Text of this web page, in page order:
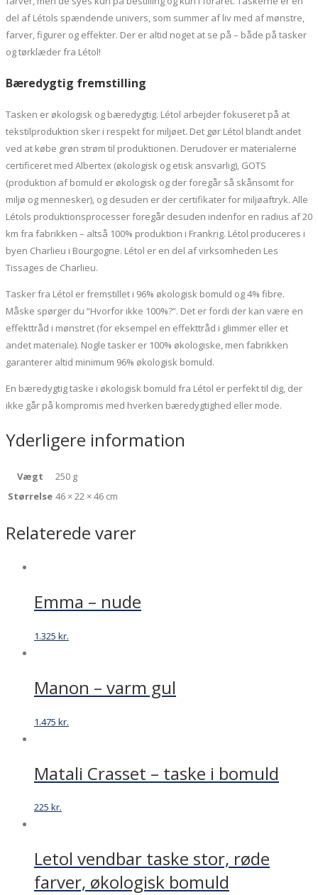
del af Létols spændende univers, som summer af liv med af mønstre,
farver, figurer og effekter. Der er altid noget at se på – både på tasker
og tørklæder fra Létol!
Bæredygtig fremstilling
Tasken er økologisk og bæredygtig. Létol arbejder fokuseret på at
tekstilproduktion sker i respekt for miljøet. Det gør Létol blandt andet
ved at købe grøn strøm til produktionen. Derudover er materialerne
certificeret med Albertex (økologisk og etisk ansvarlig), GOTS
(produktion af bomuld er økologisk og der foregår så skånsomt for
miljø og mennesker), og desuden er der certifikater for miljøaftryk. Alle
Létols produktionsprocesser foregår desuden indenfor en radius af 20
km fra fabrikken – altså 100% produktion i Frankrig. Létol produceres i
byen Charlieu i Bourgogne. Létol er en del af virksomheden Les
Tissages de Charlieu.
Tasker fra Létol er fremstillet i 96% økologisk bomuld og 4% fibre.
Måske spørger du “Hvorfor ikke 100%?”. Det er fordi der kan være en
effekttråd i mønstret (for eksempel en effekttråd i glimmer eller et
andet materiale). Nogle tasker er 100% økologiske, men fabrikken
garanterer altid minimum 96% økologisk bomuld.
En bæredygtig taske i økologisk bomuld fra Létol er perfekt til dig, der
ikke går på kompromis med hverken bæredygtighed eller mode.
Yderligere information
Vægt
250 g
Størrelse 46 × 22 × 46 cm
Relaterede varer
Emma – nude
1.325 kr.
Manon – varm gul
1.475 kr.
Matali Crasset – taske i bomuld
225 kr.
Letol vendbar taske stor, røde
farver, økologisk bomuld